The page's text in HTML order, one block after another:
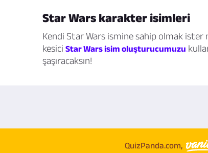
Star Wars karakter isimleri
Kendi Star Wars ismine sahip olmak
kesici Star Wars isim oluşturucumuzu
şaşıracaksın!
QuizPanda.com,